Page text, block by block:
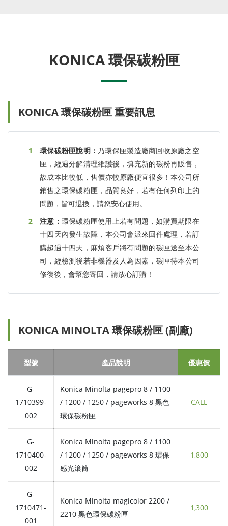
KONICA 環保碳粉匣
KONICA 環保碳粉匣 重要訊息
環保碳粉匣說明： 乃環保匣製造廠商回收原廠之空
匣，經過分解清理維護後，填充新的碳粉再販售，
故成本比較低，售價亦較原廠便宜很多！本公司所
銷售之環保碳粉匣，品質良好，若有任何列印上的
問題，皆可退換，請您安心使用。
注意： 環保碳粉匣使用上若有問題，如購買期限在
十四天內發生故障，本公司會派來回件處理，若訂
購超過十四天，麻煩客戶將有問題的碳匣送至本公
司，經檢測後若非機器及人為因素，碳匣待本公司
修復後，會幫您寄回，請放心訂購！
KONICA MINOLTA 環保碳粉匣 (副廠)
型號 產品說明 優惠價
G-
1710399-
002
Konica Minolta pagepro 8 / 1100
/ 1200 / 1250 / pageworks 8 黑色
環保碳粉匣
CALL
G-
1710400-
002
Konica Minolta pagepro 8 / 1100
/ 1200 / 1250 / pageworks 8 環保
感光滾筒
1,800
G-
1710471-
001
Konica Minolta magicolor 2200 /
2210 黑色環保碳粉匣
1,300